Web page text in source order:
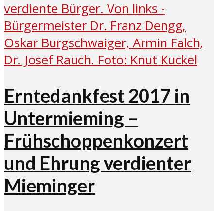
Erntedankfest 2017 in
Untermieming –
Frühschoppenkonzert
und Ehrung verdienter
Mieminger